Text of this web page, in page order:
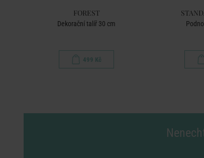
FOREST
Dekorační talíř 30 cm
499 Kč